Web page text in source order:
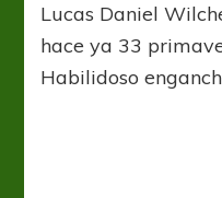
Lucas Daniel
hace ya 33
Habilidoso